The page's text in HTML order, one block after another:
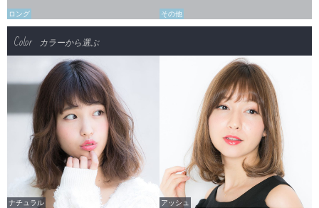
ロング その他
Color カラーから選ぶ
ナチュラル アッシュ